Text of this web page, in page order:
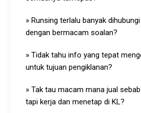
» Runsing terlalu banyak
dengan bermacam soalan?
» Tidak tahu info yang tepat
untuk tujuan pengiklanan?
» Tak tau macam mana jual
tapi kerja dan menetap di KL?